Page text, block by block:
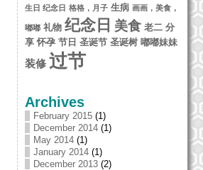
生日 纪念日 格格，月子 生病 画画，美食，
嘟嘟 礼物 纪念日 美食 老二 分
享 怀孕 节日 圣诞节 圣诞树 嘟嘟妹妹
装修 过节
Archives
February 2015(1)
December 2014(1)
May 2014(1)
January 2014(1)
December 2013(2)